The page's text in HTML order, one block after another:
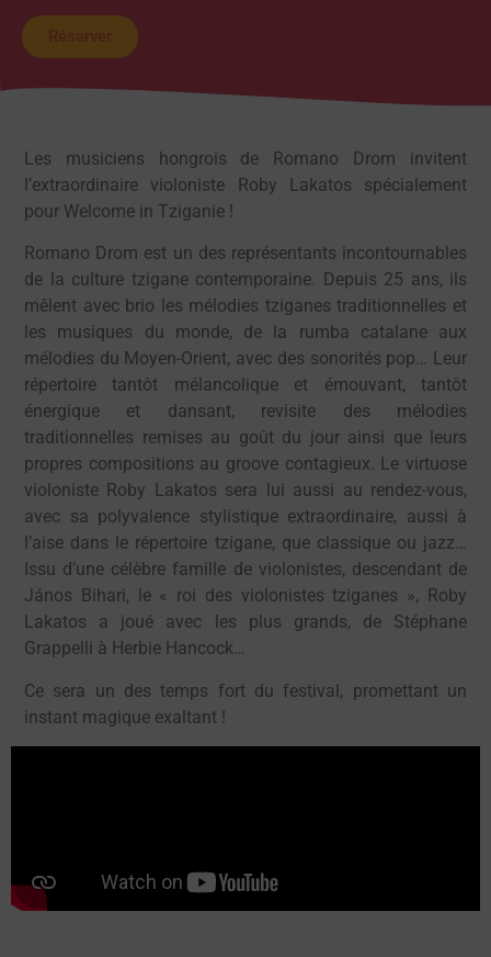
Réserver
Les musiciens hongrois de Romano Drom invitent
l’extraordinaire violoniste Roby Lakatos spécialement
pour Welcome in Tziganie !
Romano Drom est un des représentants incontournables
de la culture tzigane contemporaine. Depuis 25 ans, ils
mêlent avec brio les mélodies tziganes traditionnelles et
les musiques du monde, de la rumba catalane aux
mélodies du Moyen-Orient, avec des sonorités pop… Leur
répertoire tantôt mélancolique et émouvant, tantôt
énergique et dansant, revisite des mélodies
traditionnelles remises au goût du jour ainsi que leurs
propres compositions au groove contagieux. Le virtuose
violoniste Roby Lakatos sera lui aussi au rendez-vous,
avec sa polyvalence stylistique extraordinaire, aussi à
l’aise dans le répertoire tzigane, que classique ou jazz…
Issu d’une célèbre famille de violonistes, descendant de
János Bihari, le « roi des violonistes tziganes », Roby
Lakatos a joué avec les plus grands, de Stéphane
Grappelli à Herbie Hancock…
Ce sera un des temps fort du festival, promettant un
instant magique exaltant !